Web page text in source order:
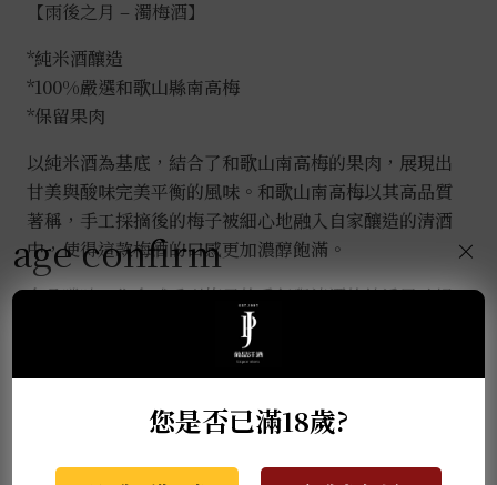
【雨後之月 – 濁梅酒】
*純米酒釀造
*100%嚴選和歌山縣南高梅
*保留果肉
以純米酒為基底，結合了和歌山南高梅的果肉，展現出
甘美與酸味完美平衡的風味。和歌山南高梅以其高品質
著稱，手工採摘後的梅子被細心地融入自家釀造的清酒
中，使得這款梅酒的口感更加濃醇飽滿。
在品嚐時，你會感受到梅子的香氣與清酒的純淨風味相
互交融，帶來細膩而深層的口感。這款梅酒既有清酒的
柔和口感，又保留了梅子的鮮明果香和微妙的酸甜平
衡，是一款適合細細品味的美酒!!!
推薦商品
age confirm
您是否已滿18歲?
×